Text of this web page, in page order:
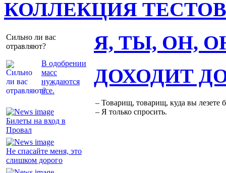
КОЛЛЕКЦИЯ ТЕСТОВ
Сильно ли вас
отравляют?
В одобрении
масс
нуждаются
все.
Я, ТЫ, ОН,
Билеты на вход в
Провал
Не спасайте меня, это
слишком дорого
ДОХОДИТ
– Товарищ, товарищ, куда вы лезете
– Я только спросить.